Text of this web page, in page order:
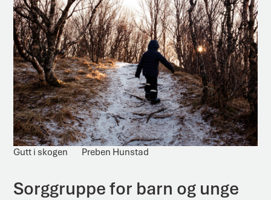
Gutt i skogen Preben Hunstad
Sorggruppe for barn og unge